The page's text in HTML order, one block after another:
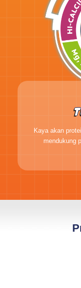
Kaya akan
mendukung